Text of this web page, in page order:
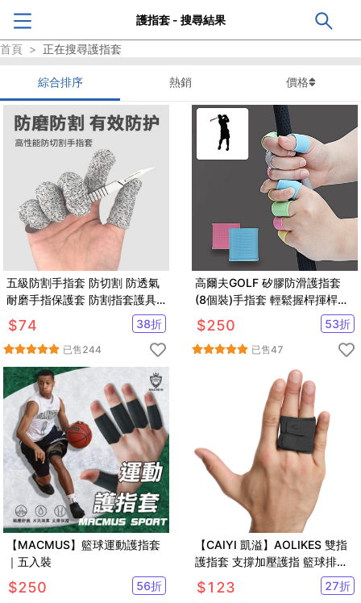
護指套 - 搜尋結果
首頁 > 正在搜尋護指套
綜合排序 熱銷 價格
五級防割手指套 防切割 防透氣
耐磨手指保護套 防割指套護具
護指套
$74 38折
已售244
高爾夫GOLF 矽膠防滑護指套
(8個裝)手指套 輕鬆握桿揮桿
【GF06002】
$250 53折
已售47
【MACMUS】籃球運動護指套
｜五入裝
$250 56折
【CAIYI 凱溢】AOLIKES 雙指
護指套 支撐加壓護指 籃球排球
手指關節保護套 運動護指 手指
護具
$123 27折